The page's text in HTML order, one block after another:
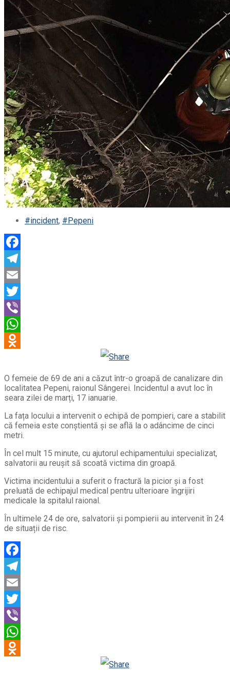
#incident, #Pepeni
Odnoklassniki
O femeie de 69 de ani a căzut într-o groapă de canalizare din
localitatea Pepeni, raionul Sângerei. Incidentul a avut loc în
seara zilei de marți, 17 ianuarie.
La fața locului a intervenit o echipă de pompieri, care a stabilit
că femeia este conștientă și se află la o adâncime de cinci
metri.
În cel mult 15 minute, cu ajutorul echipamentului specializat,
salvatorii au reușit să scoată victima din groapă.
Victima incidentului a suferit o fractură la picior și a fost
preluată de echipajul medical pentru ulterioare îngrijiri
medicale la spitalul raional.
În ultimele 24 de ore, salvatorii și pompierii au intervenit în 24
de situații de risc.
Odnoklassniki